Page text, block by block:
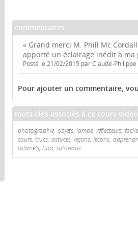
commentaires
« Grand merci M. Phill Mc
apporté un éclairage inédit à
Posté le 21/02/2015 par Claude-Philippe
Pour ajouter un commentaire,
mots-clés associés à ce cours video
photographie, objets, lampe, réflecteurs,
cours, trucs, astuces, leçons, lecons,
tutoriels, tuto, tutoriaux.